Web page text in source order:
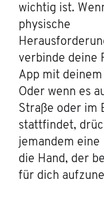
wichtig ist.
physische
verbinde deine
App mit deinem
Oder wenn es
Straße oder im
stattfindet,
jemandem eine
die Hand, der
für dich